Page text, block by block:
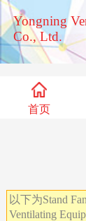
Yongning
Co., Ltd.
首页
以下为Stand
Ventilating